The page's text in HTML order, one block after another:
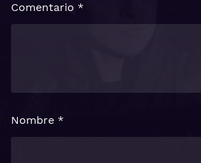
Comentario *
Nombre *